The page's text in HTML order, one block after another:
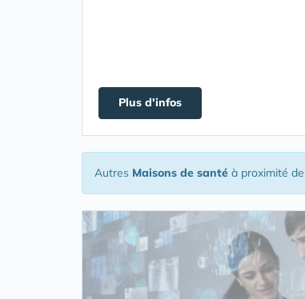
Plus d'infos
Autres Maisons de santé à proximité de